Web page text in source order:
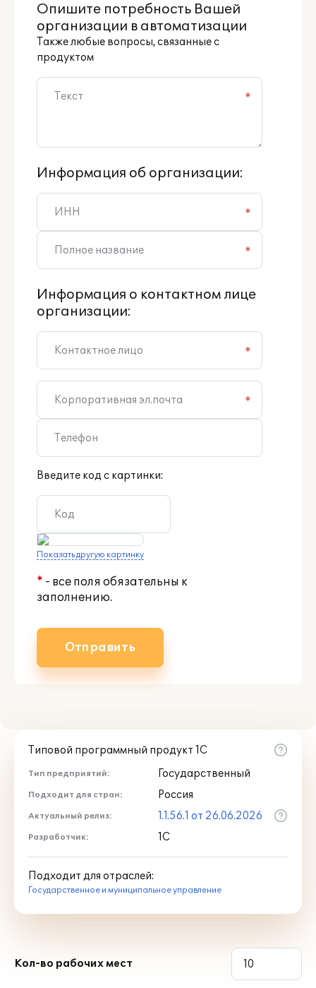
Опишите потребность Вашей
организации в автоматизации
Также любые вопросы, связанные с
продуктом
*
Информация об организации:
*
*
Информация о контактном лице
организации:
*
*
Введите код с картинки:
Показать другую картинку
* - все поля обязательны к
заполнению.
Отправить
Типовой программный продукт 1С
Тип предприятий: Государственный
Подходит для стран: Россия
Актуальный релиз: 1.1.56.1 от 26.06.2026
Разработчик: 1С
Подходит для отраслей:
Государственное и муниципальное управление
Кол-во рабочих мест